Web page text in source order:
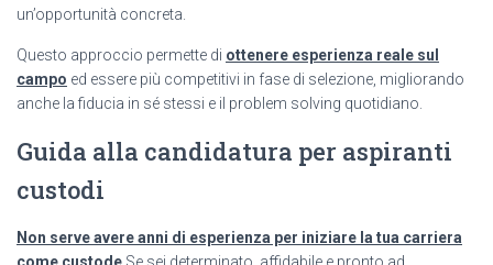
un’opportunità concreta.
Questo approccio permette di ottenere esperienza reale sul
campo ed essere più competitivi in fase di selezione, migliorando
anche la fiducia in sé stessi e il problem solving quotidiano.
Guida alla candidatura per aspiranti
custodi
Non serve avere anni di esperienza per iniziare la tua carriera
come custode Se sei determinato, affidabile e pronto ad